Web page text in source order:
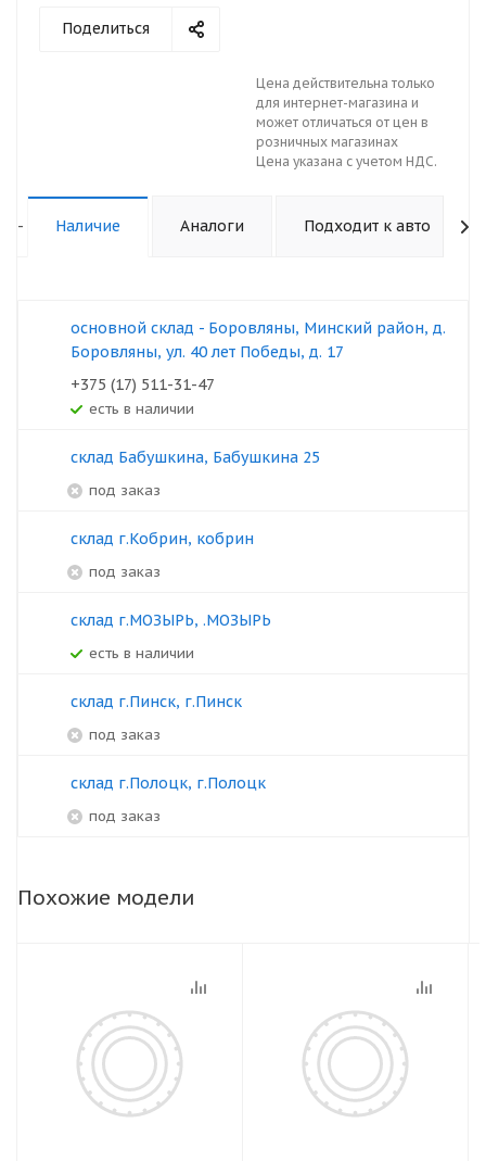
Поделиться
Цена действительна только
для интернет-магазина и
может отличаться от цен в
розничных магазинах
Цена указана с учетом НДС.
- Наличие Аналоги Подходит к авто
основной склад - Боровляны, Минский район, д.
Боровляны, ул. 40 лет Победы, д. 17
+375 (17) 511-31-47
Есть в наличии
склад Бабушкина, Бабушкина 25
под заказ
склад г.Кобрин, кобрин
под заказ
склад г.МОЗЫРЬ, .МОЗЫРЬ
Есть в наличии
склад г.Пинск, г.Пинск
под заказ
склад г.Полоцк, г.Полоцк
под заказ
Похожие модели